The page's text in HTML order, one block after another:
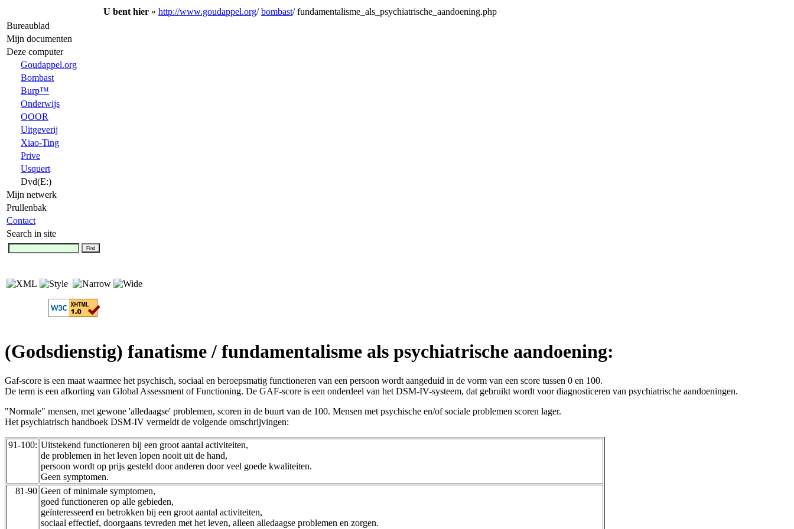
U bent hier » http://www.goudappel.org/bombast/ fundamentalisme_als_psychiatrische_aandoening.php
Bureaublad
Mijn documenten
Deze computer
Goudappel.org
Bombast
Burp™
Onderwijs
OOOR
Uitgeverij
Xiao-Ting
Prive
Usquert
Dvd(E:)
Mijn netwerk
Prullenbak
Contact
Search in site
(Godsdienstig) fanatisme / fundamentalisme als psychiatrische aandoening:
Gaf-score is een maat waarmee het psychisch, sociaal en beroepsmatig functioneren van een persoon wordt aangeduid in de vorm van een score tussen 0 en 100.
De term is een afkorting van Global Assessment of Functioning. De GAF-score is een onderdeel van het DSM-IV-systeem, dat gebruikt wordt voor diagnosticeren van psychiatrische aandoeningen.
"Normale" mensen, met gewone 'alledaagse' problemen, scoren in de buurt van de 100. Mensen met psychische en/of sociale problemen scoren lager.
Het psychiatrisch handboek DSM-IV vermeldt de volgende omschrijvingen:
91-100: Uitstekend functioneren bij een groot aantal activiteiten,
de problemen in het leven lopen nooit uit de hand,
persoon wordt op prijs gesteld door anderen door veel goede kwaliteiten.
Geen symptomen.
81-90 Geen of minimale symptomen,
goed functioneren op alle gebieden,
geïnteresseerd en betrokken bij een groot aantal activiteiten,
sociaal effectief, doorgaans tevreden met het leven, alleen alledaagse problemen en zorgen.